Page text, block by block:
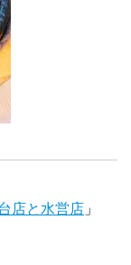
店と水営店 」